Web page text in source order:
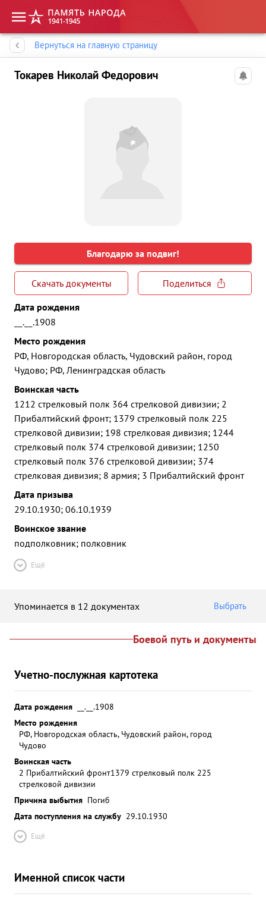
Вернуться на главную страницу
Токарев Николай Федорович
Благодарю за подвиг!
Скачать документы
Поделиться
Дата рождения
__.__.1908
Место рождения
РФ, Новгородская область, Чудовский район, город
Чудово; РФ, Ленинградская область
Воинская часть
1212 стрелковый полк 364 стрелковой дивизии; 2
Прибалтийский фронт; 1379 стрелковый полк 225
стрелковой дивизии; 198 стрелковая дивизия; 1244
стрелковый полк 374 стрелковой дивизии; 1250
стрелковый полк 376 стрелковой дивизии; 374
стрелковая дивизия; 8 армия; 3 Прибалтийский фронт
Дата призыва
29.10.1930; 06.10.1939
Воинское звание
подполковник; полковник
Ещё
Упоминается в 12 документах Выбрать
Боевой путь и документы
Учетно-послужная картотека
Дата рождения
__.__.1908
Место рождения
РФ, Новгородская область, Чудовский район, город
Чудово
Воинская часть
2 Прибалтийский фронт1379 стрелковый полк 225
стрелковой дивизии
Причина выбытия Погиб
Дата поступления на службу 29.10.1930
Ещё
Именной список части
Память народа